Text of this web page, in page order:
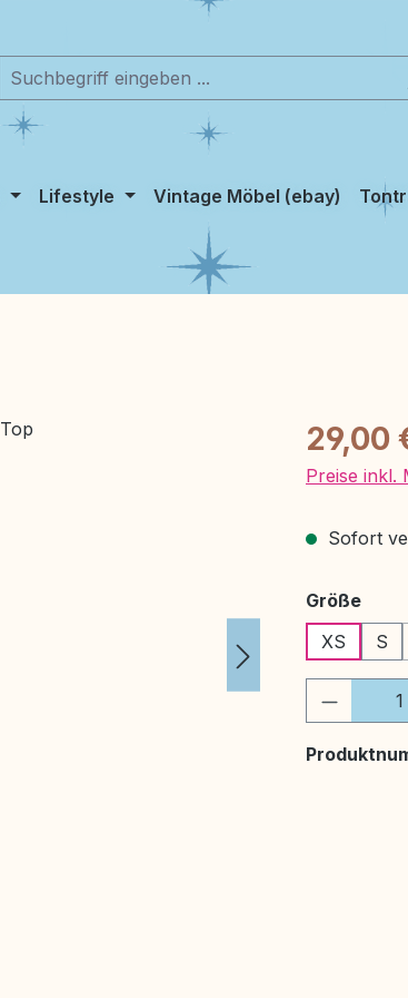
Lifestyle Vintage Möbel (ebay)
Regulärer
29,00
Preise inkl.
Sofort
Größe
XS
S